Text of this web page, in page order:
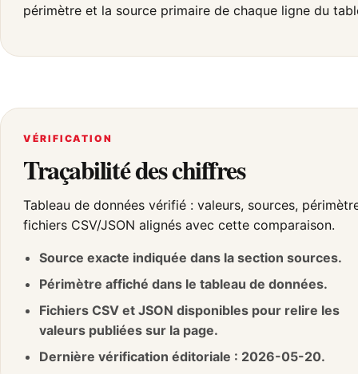
périmètre et la source primaire de chaque ligne du
VÉRIFICATION
Traçabilité des chiffres
Tableau de données vérifié : valeurs, sources,
fichiers CSV/JSON alignés avec cette comparaison.
Source exacte indiquée dans la section sources.
Périmètre affiché dans le tableau de données.
Fichiers CSV et JSON disponibles pour relire les
valeurs publiées sur la page.
Dernière vérification éditoriale : 2026-05-20.